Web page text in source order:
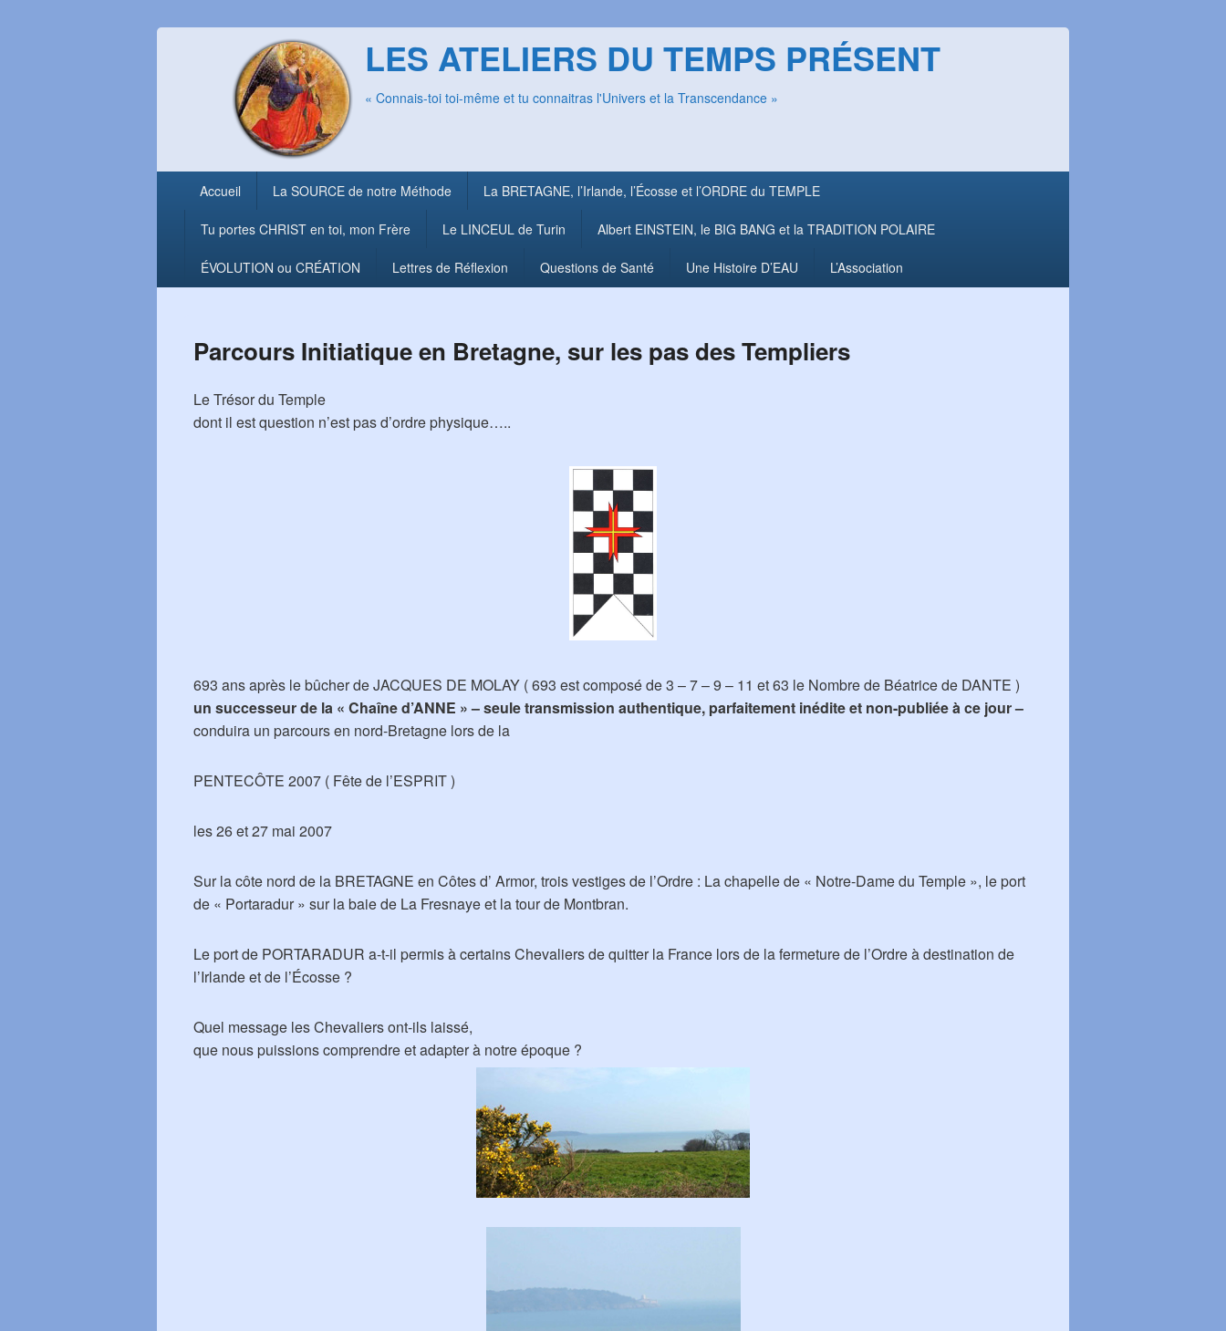
LES ATELIERS DU TEMPS PRÉSENT
« Connais-toi toi-même et tu connaitras l'Univers et la Transcendance »
principalAccueil La SOURCE de notre Méthode La BRETAGNE, l’Irlande, l’Écosse et l’ORDRE du TEMPLE
Tu portes CHRIST en toi, mon Frère Le LINCEUL de Turin Albert EINSTEIN, le BIG BANG et la TRADITION POLAIRE
ÉVOLUTION ou CRÉATION Lettres de Réflexion Questions de Santé Une Histoire D’EAU L’Association
Parcours Initiatique en Bretagne, sur les pas des Templiers
Le Trésor du Temple
dont il est question n’est pas d’ordre physique…..
693 ans après le bûcher de JACQUES DE MOLAY ( 693 est composé de 3 – 7 – 9 – 11 et 63 le Nombre de Béatrice de DANTE )
un successeur de la « Chaîne d’ANNE » – seuletransmission authentique, parfaitement inédite et non-publiée à ce jour –
conduira un parcours en nord-Bretagne lors de la
PENTECÔTE 2007 ( Fête de l’ESPRIT )
les 26 et 27 mai 2007
Sur la côte nord de la BRETAGNE en Côtes d’ Armor, trois vestiges de l’Ordre : La chapelle de « Notre-Dame du Temple », le port
de « Portaradur » sur la baie de La Fresnaye et la tour de Montbran.
Le port de PORTARADUR a-t-il permis à certains Chevaliers de quitter la France lors de la fermeture de l’Ordre à destination de
l’Irlande et de l’Écosse ?
Quel message les Chevaliers ont-ils laissé,
que nous puissions comprendre et adapter à notre époque ?